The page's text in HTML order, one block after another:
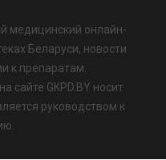
медицинский онлайн-
Беларуси, новости
к препаратам.
GKPD.BY носит
руководством к